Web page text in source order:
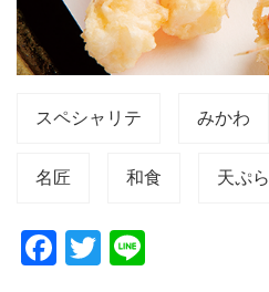
スペシャリテ みかわ
名匠 和食 天ぷら
F
T